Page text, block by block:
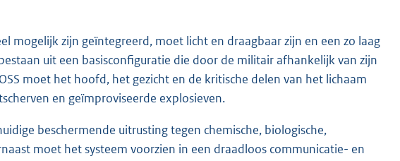
mogelijk zijn geïntegreerd, moet licht en draagbaar zijn en een zo laag
uit een basisconfiguratie die door de militair afhankelijk van zijn
moet het hoofd, het gezicht en de kritische delen van het lichaam
en geïmproviseerde explosieven.
beschermende uitrusting tegen chemische, biologische,
moet het systeem voorzien in een draadloos communicatie- en